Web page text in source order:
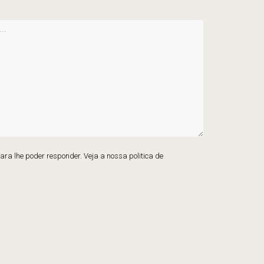
lhe poder responder. Veja a nossa politica de